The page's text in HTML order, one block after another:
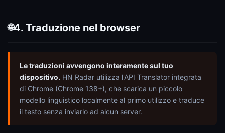
🌐4. Traduzione nel browser
Le traduzioni avvengono interamente sul tuo
dispositivo. HN Radar utilizza l'API Translator integrata
di Chrome (Chrome 138+), che scarica un piccolo
modello linguistico localmente al primo utilizzo e traduce
il testo senza inviarlo ad alcun server.